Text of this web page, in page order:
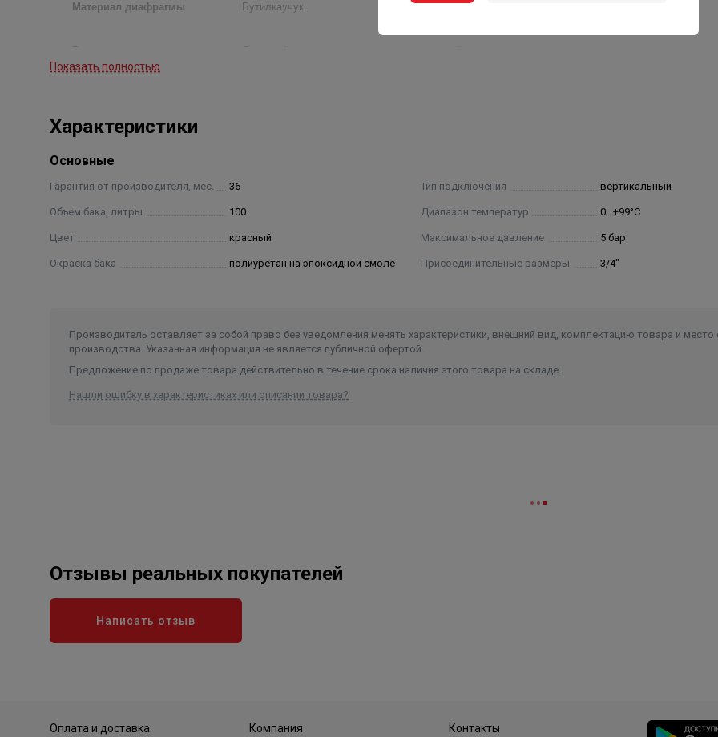
Материал диафрагмы Бутилкаучук.
Нипель
Корпус Максимальное рабочее давление до 6 бар.
3/4 дюйма.
Показать полностью
Характеристики
Основные
Гарантия от производителя, мес. 36
Объем бака, литры 100
Цвет красный
Окраска бака полиуретан на эпоксидной смоле
Тип подключения вертикальный
Диапазон температур 0...+99°С
Максимальное давление 5 бар
Присоединительные размеры 3/4"
Производитель оставляет за собой право без уведомления менять характеристики, внешний вид, комплектацию товара и место
производства. Указанная информация не является публичной офертой.
Предложение по продаже товара действительно в течение срока наличия этого товара на складе.
Нашли ошибку в характеристиках или описании товара?
Отзывы реальных покупателей
Написать отзыв
Оплата и доставка Компания Контакты